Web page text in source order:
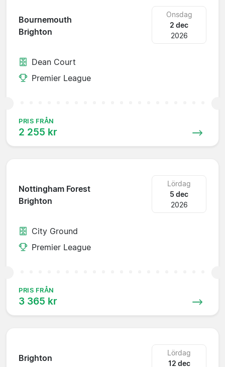
Bournemouth
Brighton
Onsdag
2 dec
2026
Dean Court
Premier League
PRIS FRÅN
2 255 kr
Nottingham Forest
Brighton
Lördag
5 dec
2026
City Ground
Premier League
PRIS FRÅN
3 365 kr
Brighton
Lördag
12 dec